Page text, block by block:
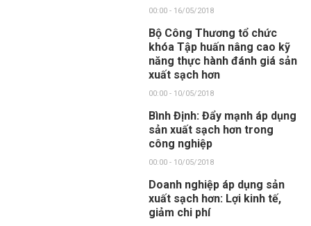
00:00 - 16/05/2018
Bộ Công Thương tổ chức
khóa Tập huấn nâng cao kỹ
năng thực hành đánh giá sản
xuất sạch hơn
00:00 - 10/05/2018
Bình Định: Đẩy mạnh áp dụng
sản xuất sạch hơn trong
công nghiệp
00:00 - 10/05/2018
Doanh nghiệp áp dụng sản
xuất sạch hơn: Lợi kinh tế,
giảm chi phí